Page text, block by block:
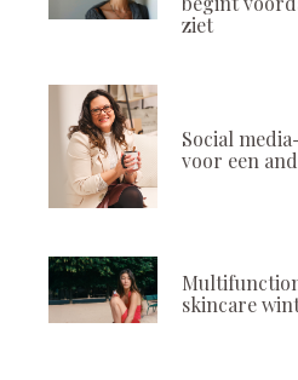
ziet
Social
voor een
skincare